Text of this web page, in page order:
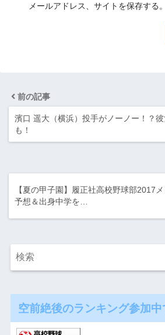
メールアドレス、サイトを保存する。
前の記事
濱口 遥大（横浜）投手がノーノー！？
も！
【夏の甲子園】履正社高校野球部2017
予想＆出身中学を…
空前絶後のランキング参加中